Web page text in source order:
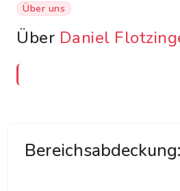
Über uns
Über Daniel
Bereichsabdeckung: